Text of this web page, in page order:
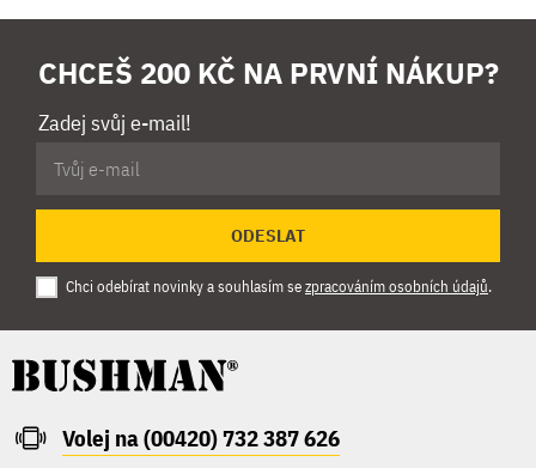
CHCEŠ 200 KČ NA PRVNÍ NÁKUP?
Zadej svůj e-mail!
ODESLAT
Chci odebírat novinky a souhlasím sezpracováním osobních údajů.
Volej na (00420) 732 387 626